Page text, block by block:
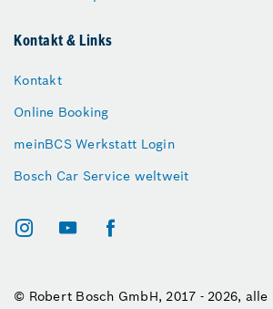
Kontakt & Links
Kontakt
Online Booking
meinBCS Werkstatt Login
Bosch Car Service weltweit
© Robert Bosch GmbH, 2017 - 2026,